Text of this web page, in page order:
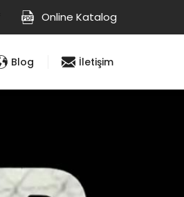
Online Katalog
Blog İletişim